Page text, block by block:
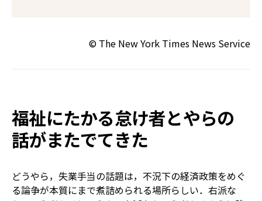
© The New York Times News Service
福祉にたかる怠け者とやらの
話がまたでてきた
どうやら，失業手当の話題は，不況下の経済政策をめぐ
る論争が本質にまで煮詰められる場所らしい．右派な